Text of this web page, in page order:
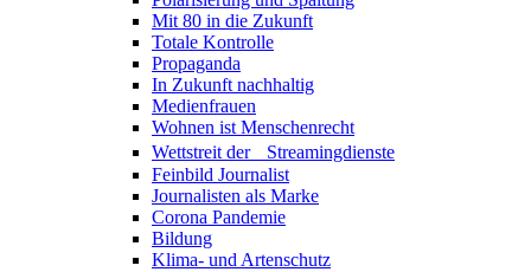
Mit 80 in die Zukunft
Totale Kontrolle
Propaganda
In Zukunft nachhaltig
Medienfrauen
Wohnen ist Menschenrecht
Wettstreit der Streamingdienste
Feinbild Journalist
Journalisten als Marke
Corona Pandemie
Bildung
Klima- und Artenschutz